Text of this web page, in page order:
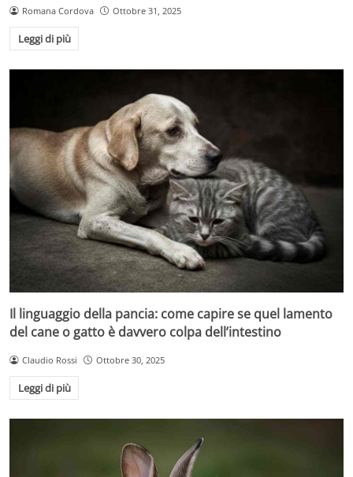
Romana Cordova Ottobre 31, 2025
Leggi di più
Il linguaggio della pancia: come capire se quel lamento
del cane o gatto è davvero colpa dell’intestino
Claudio Rossi Ottobre 30, 2025
Leggi di più